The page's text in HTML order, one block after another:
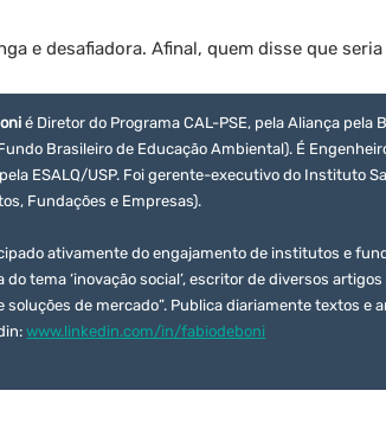
e desafiadora. Afinal, quem disse que
é Diretor do Programa CAL-PSE, pela Aliança
Brasileiro de Educação Ambiental). É
ESALQ/USP. Foi gerente-executivo do Instituto
Fundações e Empresas).
ativamente do engajamento de institutos e
do tema ‘inovação social’, escritor de diversos
soluções de mercado”. Publica diariamente textos e
www.linkedin.com/in/fabiodeboni